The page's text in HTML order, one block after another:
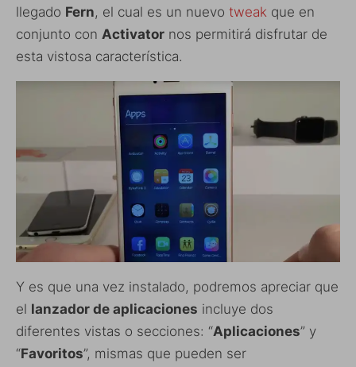
llegado Fern, el cual es un nuevo tweak que en
conjunto con Activator nos permitirá disfrutar de
esta vistosa característica.
Y es que una vez instalado, podremos apreciar que
el lanzador de aplicaciones incluye dos
diferentes vistas o secciones: “Aplicaciones” y
“Favoritos”, mismas que pueden ser